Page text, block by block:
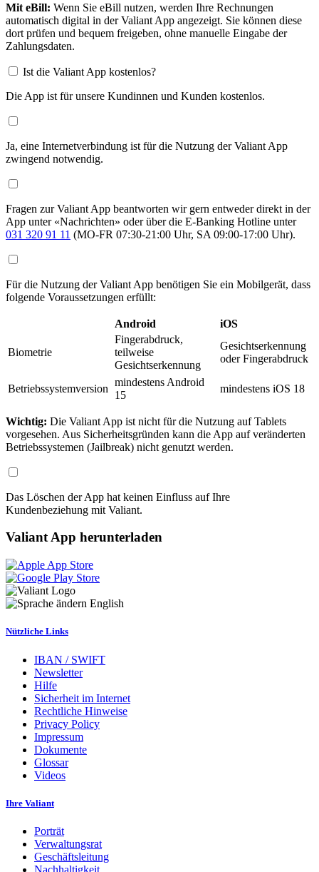
Mit eBill: Wenn Sie eBill nutzen, werden Ihre Rechnungen
automatisch digital in der Valiant App angezeigt. Sie können diese
dort prüfen und bequem freigeben, ohne manuelle Eingabe der
Zahlungsdaten.
Ist die Valiant App kostenlos?
Die App ist für unsere Kundinnen und Kunden kostenlos.
Ja, eine Internetverbindung ist für die Nutzung der Valiant App
zwingend notwendig.
Fragen zur Valiant App beantworten wir gern entweder direkt in der
App unter «Nachrichten» oder über die E-Banking Hotline unter
031 320 91 11 (MO-FR 07:30-21:00 Uhr, SA 09:00-17:00 Uhr).
Für die Nutzung der Valiant App benötigen Sie ein Mobilgerät, dass
folgende Voraussetzungen erfüllt:
Android iOS
Biometrie
Fingerabdruck,
teilweise
Gesichtserkennung
Gesichtserkennung
oder Fingerabdruck
Betriebssystemversion
mindestens Android
15
mindestens iOS 18
Wichtig: Die Valiant App ist nicht für die Nutzung auf Tablets
vorgesehen. Aus Sicherheitsgründen kann die App auf veränderten
Betriebssystemen (Jailbreak) nicht genutzt werden.
Das Löschen der App hat keinen Einfluss auf Ihre
Kundenbeziehung mit Valiant.
Valiant App herunterladen
English
Nützliche Links
IBAN / SWIFT
Newsletter
Hilfe
Sicherheit im Internet
Rechtliche Hinweise
Privacy Policy
Impressum
Dokumente
Glossar
Videos
Ihre Valiant
Porträt
Verwaltungsrat
Geschäftsleitung
Nachhaltigkeit